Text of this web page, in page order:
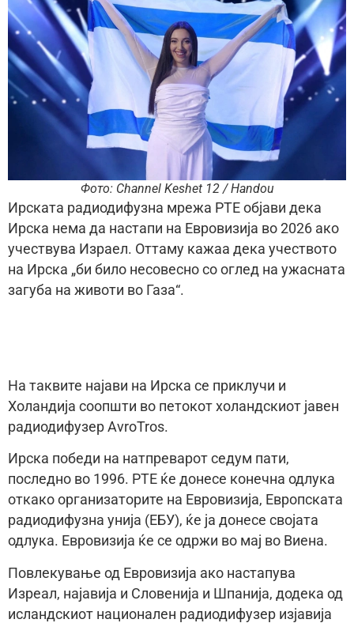
Фото: Channel Keshet 12 / Handou
Ирската радиодифузна мрежа РТЕ објави дека
Ирска нема да настапи на Евровизија во 2026 ако
учествува Израел. Оттаму кажаа дека учеството
на Ирска „би било несовесно со оглед на ужасната
загуба на животи во Газа“.
На таквите најави на Ирска се приклучи и
Холандија соопшти во петокот холандскиот јавен
радиодифузер AvroTros.
Ирска победи на натпреварот седум пати,
последно во 1996. РТЕ ќе донесе конечна одлука
откако организаторите на Евровизија, Европската
радиодифузна унија (EБУ), ќе ја донесе својата
одлука. Евровизија ќе се одржи во мај во Виена.
Повлекување од Евровизија ако настапува
Изреал, најавија и Словенија и Шпанија, додека од
исландскиот национален радиодифузер изјавија